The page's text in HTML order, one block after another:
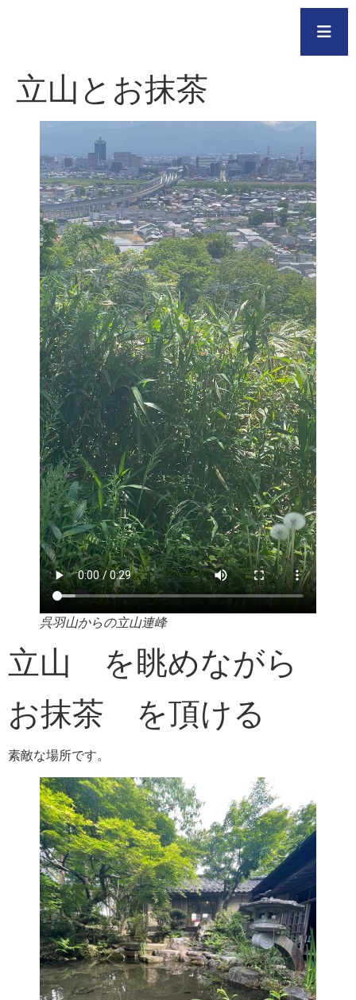
立山とお抹茶
呉羽山からの立山連峰
立山 を眺めながら
お抹茶 を頂ける
素敵な場所です。